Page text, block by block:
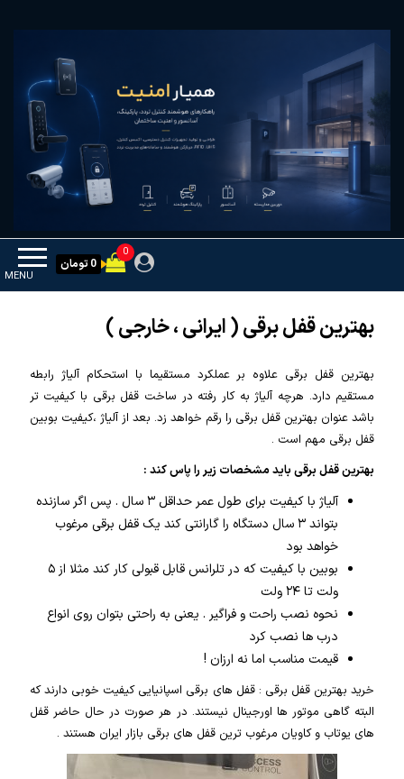
MENU
0
0 تومان
بهترین قفل برقی ( ایرانی ، خارجی )
بهترین قفل برقی علاوه بر عملکرد مستقیما با استحکام آلیاژ رابطه
مستقیم دارد. هرچه آلیاژ به کار رفته در ساخت قفل برقی با کیفیت تر
باشد عنوان بهترین قفل برقی را رقم خواهد زد. بعد از آلیاژ ،کیفیت بوبین
قفل برقی مهم است .
بهترین قفل برقی باید مشخصات زیر را پاس کند :
آلیاژ با کیفیت برای طول عمر حداقل ۳ سال . پس اگر سازنده
بتواند ۳ سال دستگاه را گارانتی کند یک قفل برقی مرغوب
خواهد بود
بوبین با کیفیت که در تلرانس قابل قبولی کار کند مثلا از ۵
ولت تا ۲۴ ولت
نحوه نصب راحت و فراگیر . یعنی به راحتی بتوان روی انواع
درب ها نصب کرد
قیمت مناسب اما نه ارزان !
خرید بهترین قفل برقی : قفل های برقی اسپانیایی کیفیت خوبی دارند که
البته گاهی موتور ها اورجینال نیستند. در هر صورت در حال حاضر قفل
های یوتاب و کاویان مرغوب ترین قفل های برقی بازار ایران هستند .